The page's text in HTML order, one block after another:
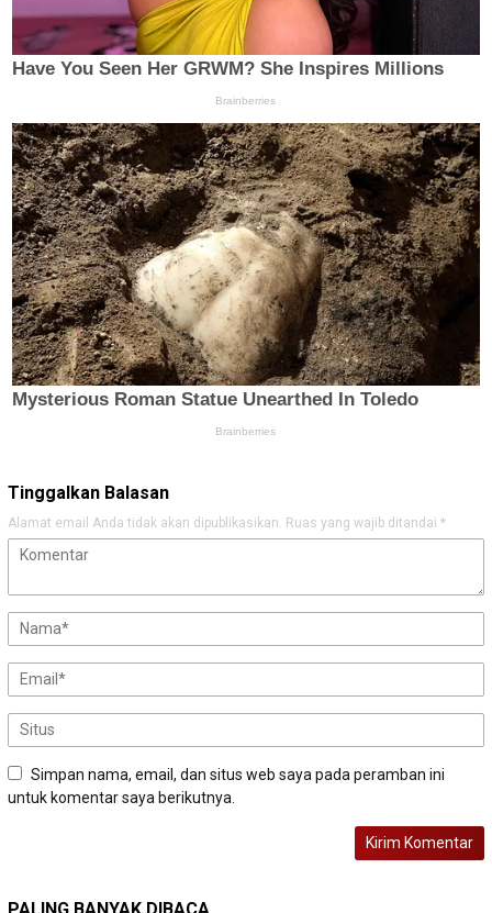
Tinggalkan Balasan
Alamat email Anda tidak akan dipublikasikan. Ruas yang wajib ditandai *
Simpan nama, email, dan situs web saya pada peramban ini
untuk komentar saya berikutnya.